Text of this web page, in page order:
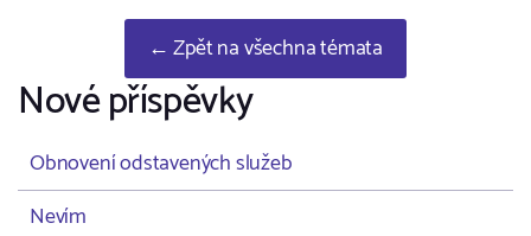
← Zpět na všechna témata
Nové příspěvky
Obnovení odstavených služeb
Nevím